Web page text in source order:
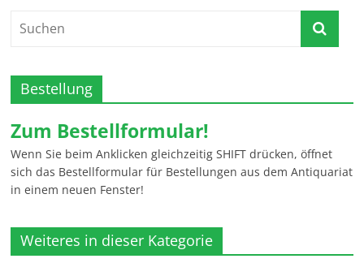
Bestellung
Zum Bestellformular!
Wenn Sie beim Anklicken gleichzeitig SHIFT drücken, öffnet
sich das Bestellformular für Bestellungen aus dem Antiquariat
in einem neuen Fenster!
Weiteres in dieser Kategorie